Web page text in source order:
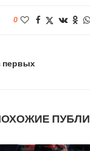
0
первых